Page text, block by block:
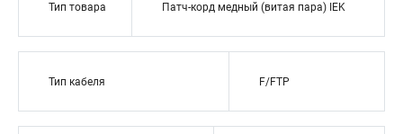
Тип товара Патч-корд медный (витая пара) IEK
Тип кабеля F/FTP